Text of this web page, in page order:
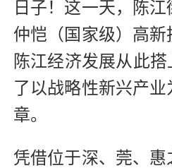
日子！这一天，陈
仲恺（国家级）高新
陈江经济发展从此
了以战略性新兴产
章。
凭借位于深、莞、惠